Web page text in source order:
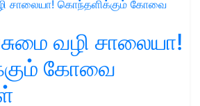
வழி சாலையா!
கோவை